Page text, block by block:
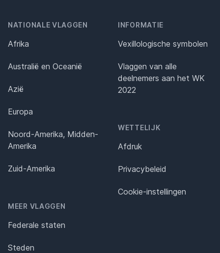
NATIONALE VLAGGEN
Afrika
Australië en Oceanië
Azië
Europa
Noord-Amerika, Midden-
Amerika
Zuid-Amerika
MEER VLAGGEN
Federale staten
Steden
INFORMATIE
Vexillologische symbolen
Vlaggen van alle
deelnemers aan het WK
2022
WETTELIJK
Afdruk
Privacybeleid
Cookie-instellingen